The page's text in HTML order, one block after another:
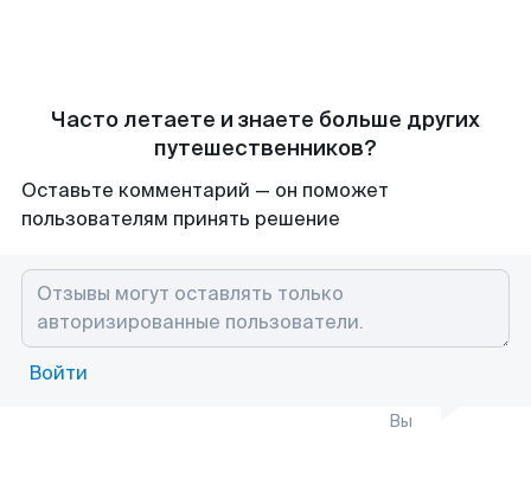
Часто летаете и знаете больше других
путешественников?
Оставьте комментарий — он поможет
пользователям принять решение
Войти
Вы